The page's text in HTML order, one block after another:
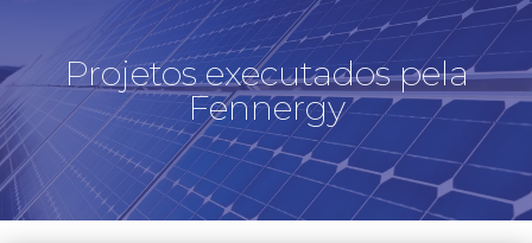
Projetos executados pela
Fennergy